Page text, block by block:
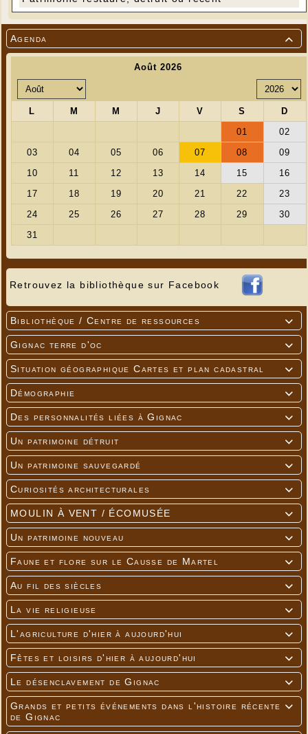

Agenda
Retrouvez la bibliothèque sur Facebook

Bibliothèque / Centre de ressources

Gignac terre d'oc

Situation géographique Cartes et plan cadastral

Démographie

Des personnalités liées à Gignac

Un patrimoine détruit

Un patrimoine sauvegardé

Curiosités architecturales

MOULIN À VENT / ÉCOMUSÉE

Un patrimoine nouveau

Faune et flore sur le Causse de Martel

Au fil des siècles

La vie religieuse

L'agriculture d'hier à aujourd'hui

Fêtes et loisirs d'hier à aujourd'hui

Le désenclavement de Gignac

Grands et petits événements dans l'histoire récente
de Gignac
rubrique :
"VIDE-GRENIER dimanche 1er juillet 2018
Infos et bulletin d'inscription : cliquer sur ce lien
Moulin ouvert au public - Mises au vent - Visites
commentées"